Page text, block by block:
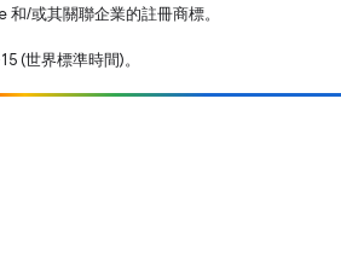
/或其關聯企業的註冊商標。
(世界標準時間)。